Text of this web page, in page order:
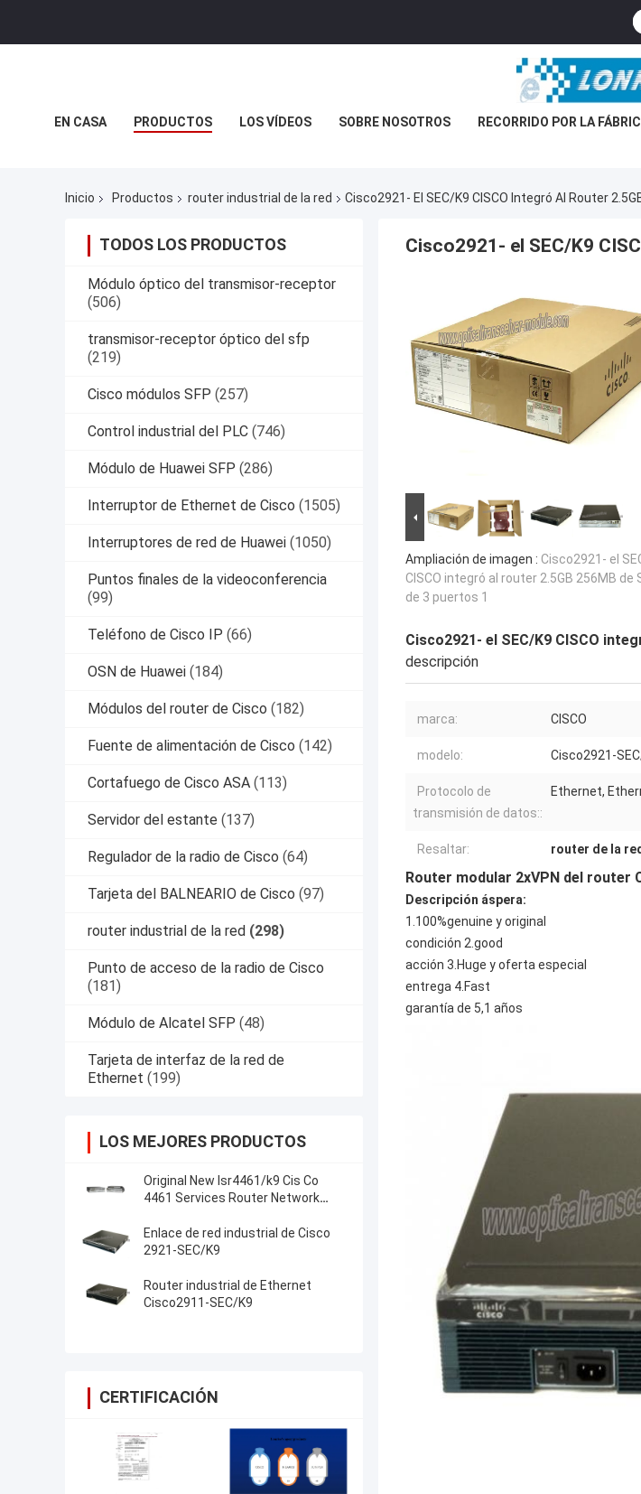
EN CASA PRODUCTOS LOS VÍDEOS SOBRE NOSOTROS RECORRIDO POR LA
Inicio Productos router industrial de la red Cisco2921- El SEC/K9 CISCO Integró Al Router
TODOS LOS PRODUCTOS
Módulo óptico del transmisor-receptor
(506)
transmisor-receptor óptico del sfp
(219)
Cisco módulos SFP (257)
Control industrial del PLC (746)
Módulo de Huawei SFP (286)
Interruptor de Ethernet de Cisco (1505)
Interruptores de red de Huawei (1050)
Puntos finales de la videoconferencia
(99)
Teléfono de Cisco IP (66)
OSN de Huawei (184)
Módulos del router de Cisco (182)
Fuente de alimentación de Cisco (142)
Cortafuego de Cisco ASA (113)
Servidor del estante (137)
Regulador de la radio de Cisco (64)
Tarjeta del BALNEARIO de Cisco (97)
router industrial de la red (298)
Punto de acceso de la radio de Cisco
(181)
Módulo de Alcatel SFP (48)
Tarjeta de interfaz de la red de
Ethernet (199)
LOS MEJORES PRODUCTOS
Original New Isr4461/k9 Cis Co
4461 Services Router Network
Enlace de red industrial de Cisco
2921-SEC/K9
Router industrial de Ethernet
Cisco2911-SEC/K9
CERTIFICACIÓN
Cisco2921- el SEC/K9
Ampliación de imagen : Cisco2921- el
CISCO integró al router 2.5GB 256MB de
de 3 puertos 1
Cisco2921- el SEC/K9 CISCO
descripción
marca: CISCO
modelo: Cisco2921-
Protocolo de
transmisión de datos::
Ethernet,
Resaltar: router de la
Router modular 2xVPN del router
Descripción áspera:
1.100%genuine y original
condición 2.good
acción 3.Huge y oferta especial
entrega 4.Fast
garantía de 5,1 años